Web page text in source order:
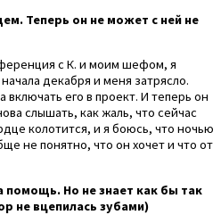
Теперь он не может с ней не
с К. и моим шефом, я
декабря и меня затрясло.
его в проект. И теперь он
слышать, как жаль, что сейчас
колотится, и я боюсь, что ночью
не понятно, что он хочет и что от
помощь. Но не знает как бы так
не вцепилась зубами)